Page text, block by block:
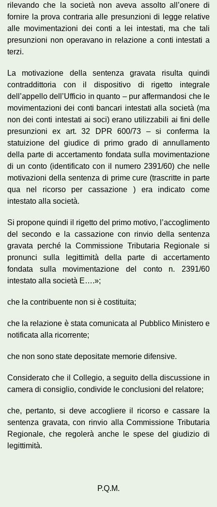
rilevando che la società non aveva assolto all’onere di
fornire la prova contraria alle presunzioni di legge relative
alle movimentazioni dei conti a lei intestati, ma che tali
presunzioni non operavano in relazione a conti intestati a
terzi.
La motivazione della sentenza gravata risulta quindi
contraddittoria con il dispositivo di rigetto integrale
dell’appello dell’Ufficio in quanto – pur affermandosi che le
movimentazioni dei conti bancari intestati alla società (ma
non dei conti intestati ai soci) erano utilizzabili ai fini delle
presunzioni ex art. 32 DPR 600/73 – si conferma la
statuizione del giudice di primo grado di annullamento
della parte di accertamento fondata sulla movimentazione
di un conto (identificato con il numero 2391/60) che nelle
motivazioni della sentenza di prime cure (trascritte in parte
qua nel ricorso per cassazione ) era indicato come
intestato alla società.
Si propone quindi il rigetto del primo motivo, l’accoglimento
del secondo e la cassazione con rinvio della sentenza
gravata perché la Commissione Tributaria Regionale si
pronunci sulla legittimità della parte di accertamento
fondata sulla movimentazione del conto n. 2391/60
intestato alla società E….»;
che la contribuente non si è costituita;
che la relazione è stata comunicata al Pubblico Ministero e
notificata alla ricorrente;
che non sono state depositate memorie difensive.
Considerato che il Collegio, a seguito della discussione in
camera di consiglio, condivide le conclusioni del relatore;
che, pertanto, si deve accogliere il ricorso e cassare la
sentenza gravata, con rinvio alla Commissione Tributaria
Regionale, che regolerà anche le spese del giudizio di
legittimità.
P.Q.M.